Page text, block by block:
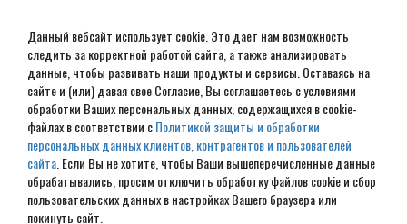
Данный вебсайт использует cookie. Это дает нам возможность
следить за корректной работой сайта, а также анализировать
данные, чтобы развивать наши продукты и сервисы. Оставаясь на
сайте и (или) давая свое Согласие, Вы соглашаетесь с условиями
обработки Ваших персональных данных, содержащихся в cookie-
файлах в соответствии сПолитикой защиты и обработки
персональных данных клиентов, контрагентов и пользователей
сайта . Если Вы не хотите, чтобы Ваши вышеперечисленные данные
обрабатывались, просим отключить обработку файлов cookie и сбор
пользовательских данных в настройках Вашего браузера или
покинуть сайт.
Московская область г.Клин
дом из профилированного
бруса камерной сушки